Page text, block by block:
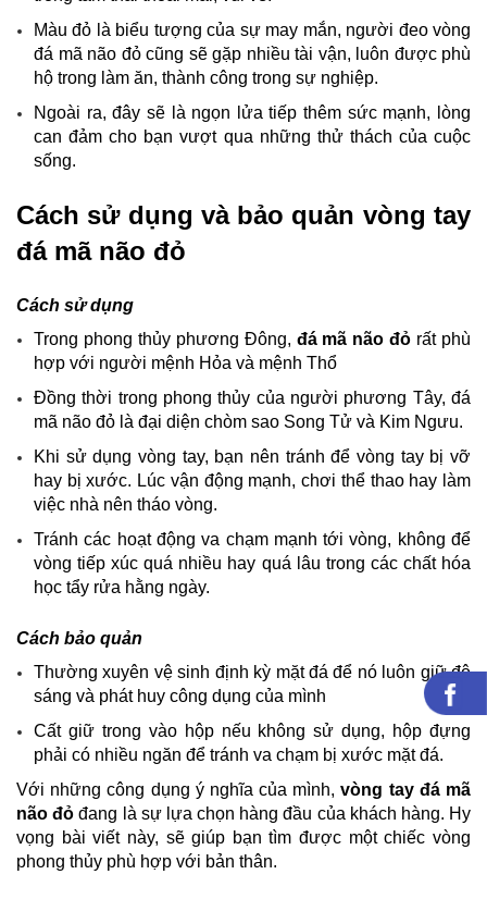
Màu đỏ là biểu tượng của sự may mắn, người đeo vòng
đá mã não đỏ cũng sẽ gặp nhiều tài vận, luôn được phù
hộ trong làm ăn, thành công trong sự nghiệp.
Ngoài ra, đây sẽ là ngọn lửa tiếp thêm sức mạnh, lòng
can đảm cho bạn vượt qua những thử thách của cuộc
sống.
Cách sử dụng và bảo quản vòng tay
đá mã não đỏ
Cách sử dụng
Trong phong thủy phương Đông, đá mã não đỏ rất phù
hợp với người mệnh Hỏa và mệnh Thổ
Đồng thời trong phong thủy của người phương Tây, đá
mã não đỏ là đại diện chòm sao Song Tử và Kim Ngưu.
Khi sử dụng vòng tay, bạn nên tránh để vòng tay bị vỡ
hay bị xước. Lúc vận động mạnh, chơi thể thao hay làm
việc nhà nên tháo vòng.
Tránh các hoạt động va chạm mạnh tới vòng, không để
vòng tiếp xúc quá nhiều hay quá lâu trong các chất hóa
học tẩy rửa hằng ngày.
Cách bảo quản
Thường xuyên vệ sinh định kỳ mặt đá để nó luôn giữ độ
sáng và phát huy công dụng của mình
Cất giữ trong vào hộp nếu không sử dụng, hộp đựng
phải có nhiều ngăn để tránh va chạm bị xước mặt đá.
Với những công dụng ý nghĩa của mình,vòng tay đá mã
não đỏ đang là sự lựa chọn hàng đầu của khách hàng. Hy
vọng bài viết này, sẽ giúp bạn tìm được một chiếc vòng
phong thủy phù hợp với bản thân.